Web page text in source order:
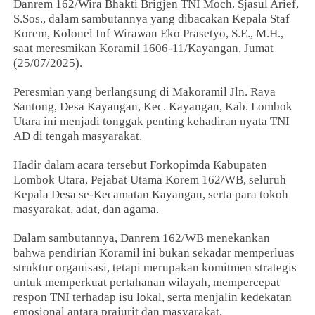
Danrem 162/Wira Bhakti Brigjen TNI Moch. Sjasul Arief,
S.Sos., dalam sambutannya yang dibacakan Kepala Staf
Korem, Kolonel Inf Wirawan Eko Prasetyo, S.E., M.H.,
saat meresmikan Koramil 1606-11/Kayangan, Jumat
(25/07/2025).
Peresmian yang berlangsung di Makoramil Jln. Raya
Santong, Desa Kayangan, Kec. Kayangan, Kab. Lombok
Utara ini menjadi tonggak penting kehadiran nyata TNI
AD di tengah masyarakat.
Hadir dalam acara tersebut Forkopimda Kabupaten
Lombok Utara, Pejabat Utama Korem 162/WB, seluruh
Kepala Desa se-Kecamatan Kayangan, serta para tokoh
masyarakat, adat, dan agama.
Dalam sambutannya, Danrem 162/WB menekankan
bahwa pendirian Koramil ini bukan sekadar memperluas
struktur organisasi, tetapi merupakan komitmen strategis
untuk memperkuat pertahanan wilayah, mempercepat
respon TNI terhadap isu lokal, serta menjalin kedekatan
emosional antara prajurit dan masyarakat.